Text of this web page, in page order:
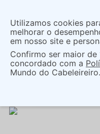
As ofertas e
acordo com a
O que você procura?
Dermocosméticos
SÉRUM
Utilizamos cookies
melhorar o
em nosso site e
Confirmo ser maior de
concordado com a
Mundo do Cabeleireiro.